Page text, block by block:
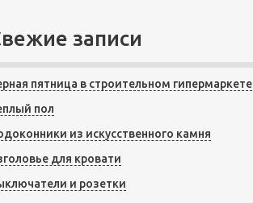
записи
пятница в строительном гипермаркете
пол
из искусственного камня
для кровати
и розетки